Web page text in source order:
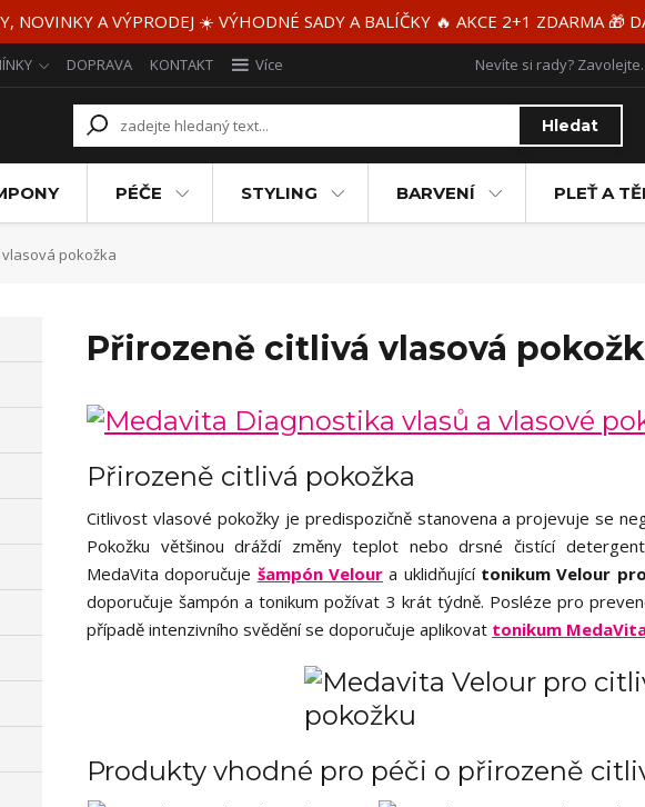
NOVINKY A VÝPRODEJ ☀️ VÝHODNÉ SADY A BALÍČKY 🔥 AKCE 2+1 ZDARMA 🎁
DOPRAVA KONTAKT Více
Hledat
Nevíte si rady? Zavolejte.
PÉČE STYLING BARVENÍ PLEŤ A
pokožka
Přirozeně citlivá vlasová
Přirozeně citlivá pokožka
Citlivost vlasové pokožky je predispozičně stanovena a projevuje se
Pokožku většinou dráždí změny teplot nebo drsné čistící
MedaVita doporučuje šampón Veloura uklidňujícítonikum Velour
doporučuje šampón a tonikum požívat 3 krát týdně. Posléze pro
případě intenzivního svědění se doporučuje aplikovat tonikum
Produkty vhodné pro péči o přirozeně